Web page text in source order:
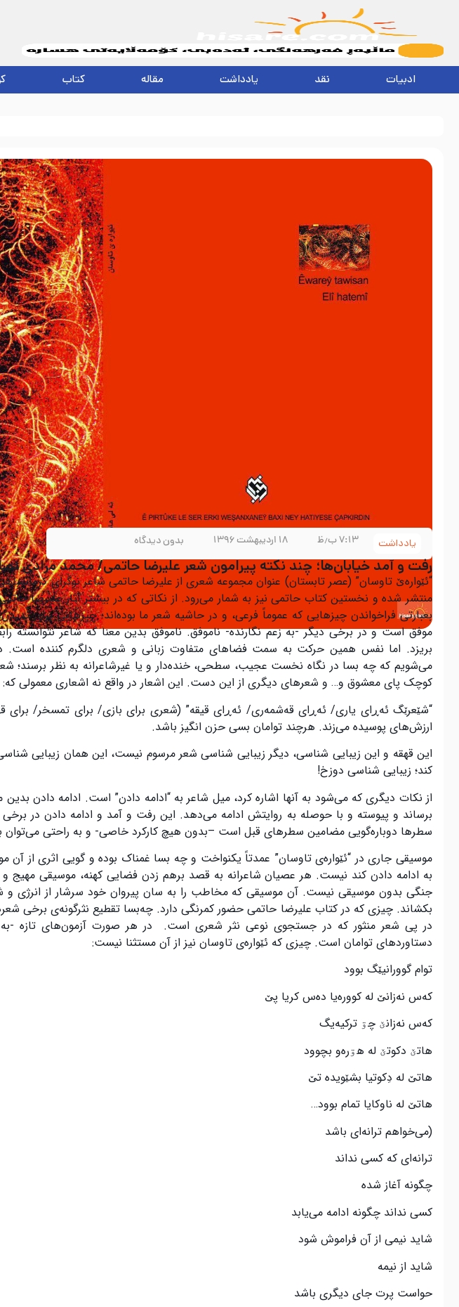
ادبیات نقد یادداشت مقاله کتاب
یادداشت ۷:۱۳ ب٫ظ ۱۸ اردیبهشت ۱۳۹۶ بدون دیدگاه
رفت و آمد خیابان‌ها؛ چند نکته پیرامون شعر علیرضا حاتمی/ محمد مرادی
“ئێوارەێ‌ تاوسان” (عصر تابستان) عنوان مجموعه شعری از علیرضا حاتمی شاعر
منتشر شده و نخستین کتاب حاتمی نیز به شمار می‌رود. از نکاتی که در بیشتر آثار علیرضا
بعبارتی فراخواندن چیزهایی که عموماً فرعی، و در حاشیه شعر ما بوده‌اند؛ چیزهایی برای
موفق است و در برخی دیگر -به زعم نگارنده- ناموفق. ناموفق بدین معنا که شاعر نتوانسته
بریزد. اما نفس همین حرکت به سمت فضاهای متفاوت زبانی و شعری دلگرم کننده است.
می‌شویم که چه بسا در نگاه نخست عجیب، سطحی، خنده‌دار و یا غیرشاعرانه به نظر برسند؛
کوچک پای معشوق و… و شعرهای دیگری از این دست. این اشعار در واقع نه اشعاری معمولی که:
“شێعرێگ ئه‌ڕای یاری/ ئه‌ڕای قه‌شمه‌ری/ ئه‌ڕای قیقه” (شعری برای بازی/ برای تمسخر/ برای
ارزش‌های پوسیده می‌زند. هرچند توامان بسی حزن انگیز باشد.
این قهقه و این زیبایی شناسی، دیگر زیبایی شناسی شعر مرسوم نیست، این همان زیبایی
کند؛ زیبایی شناسی دوزخ!
از نکات دیگری که می‌شود به آنها اشاره کرد، میل شاعر به “ادامه دادن” است. ادامه دادن بدین
برساند و پیوسته و با حوصله به روایتش ادامه می‌دهد. این رفت و آمد و ادامه دادن در
سطرها دوباره‌گویی مضامین سطرهای قبل است –بدون هیچ کارکرد خاصی- و به راحتی می‌توان
موسیقی جاری در “ئێواره‌ی تاوسان” عمدتاً یکنواخت و چه بسا غمناک بوده و گویی اثری از آن
به ادامه دادن کند نیست. هر عصیان شاعرانه‌ به قصد برهم زدن فضایی کهنه، موسیقی
جنگی بدون موسیقی نیست. آن موسیقی که مخاطب را به ‌سان پیروان خود سرشار از انرژی و
بکشاند. چیزی که در کتاب علیرضا حاتمی حضور کمرنگی دارد. چه‌بسا تقطیع نثرگونه‌ی برخی
در پی شعر منثور که در جستجوی نوعی نثر شعری است. در هر صورت آزمون‌های تازه‌ -به
دستاوردهای توامان است. چیزی که ئێواره‌ی تاوسان نیز از آن مستثنا نیست:
توام گوورانیێگ بوود
که‌س نه‌زانێ له کووره‌یا ده‌س کریا پێ
که‌س نه‌زانێ چۊ ترکیه‌یگ
هاتێ دکوتێ له هۊره‌و بچوود
هاتێ له دِکوتیا بشێویده تێ
هاتێ له ناوکایا تمام بوود…
(می‌خواهم ترانه‌ای باشد
ترانه‌ای که کسی نداند
چگونه آغاز شده
کسی نداند چگونه ادامه می‌یابد
شاید نیمی از آن فراموش شود
شاید از نیمه
حواست پرت جای دیگری باشد